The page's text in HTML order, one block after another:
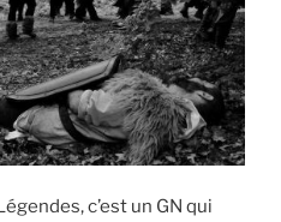
c’est un GN qui